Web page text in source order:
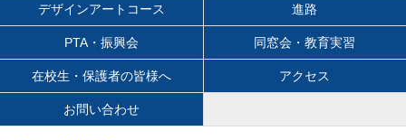
デザインアートコース 進路
PTA・振興会 同窓会・教育実習
在校生・保護者の皆様へ アクセス
お問い合わせ